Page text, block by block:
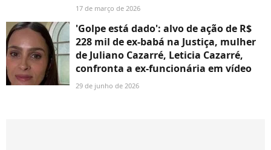
17 de março de 2026
'Golpe está dado': alvo de ação de R$
228 mil de ex-babá na Justiça, mulher
de Juliano Cazarré, Leticia Cazarré,
confronta a ex-funcionária em vídeo
29 de junho de 2026